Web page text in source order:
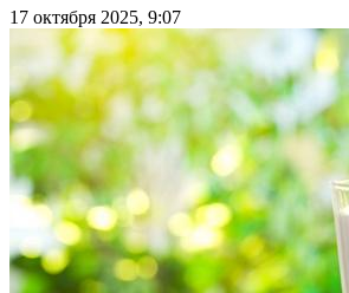
17 октября 2025, 9:07